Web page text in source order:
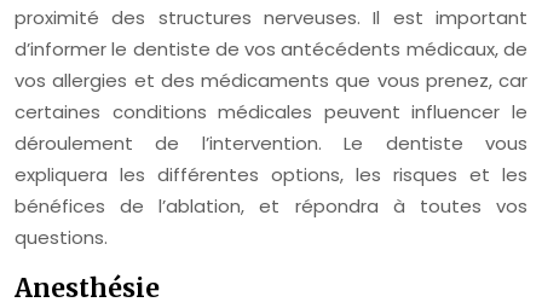
proximité des structures nerveuses. Il est important
d’informer le dentiste de vos antécédents médicaux, de
vos allergies et des médicaments que vous prenez, car
certaines conditions médicales peuvent influencer le
déroulement de l’intervention. Le dentiste vous
expliquera les différentes options, les risques et les
bénéfices de l’ablation, et répondra à toutes vos
questions.
Anesthésie